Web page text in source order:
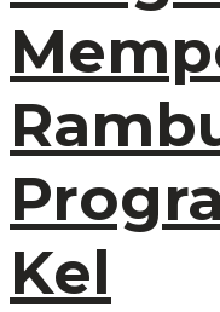
Kel